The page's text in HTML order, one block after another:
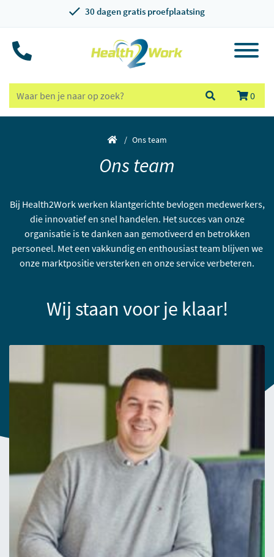
30 dagen gratis proefplaatsing
0
Ons team
Ons team
Bij Health2Work werken klantgerichte bevlogen medewerkers,
die innovatief en snel handelen. Het succes van onze
organisatie is te danken aan gemotiveerd en betrokken
personeel. Met een vakkundig en enthousiast team blijven we
onze marktpositie versterken en onze service verbeteren.
Wij staan voor je klaar!